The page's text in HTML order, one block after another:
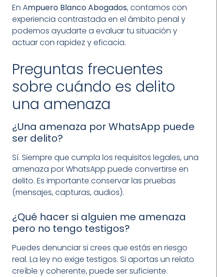
En Ampuero Blanco Abogados, contamos con
experiencia contrastada en el ámbito penal y
podemos ayudarte a evaluar tu situación y
actuar con rapidez y eficacia.
Preguntas frecuentes
sobre cuándo es delito
una amenaza
¿Una amenaza por WhatsApp puede
ser delito?
Sí. Siempre que cumpla los requisitos legales, una
amenaza por WhatsApp puede convertirse en
delito. Es importante conservar las pruebas
(mensajes, capturas, audios).
¿Qué hacer si alguien me amenaza
pero no tengo testigos?
Puedes denunciar si crees que estás en riesgo
real. La ley no exige testigos. Si aportas un relato
creíble y coherente, puede ser suficiente.